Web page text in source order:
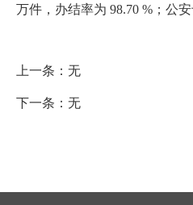
万件，办结率为 98.70 %；公
上一条： 无
下一条： 无